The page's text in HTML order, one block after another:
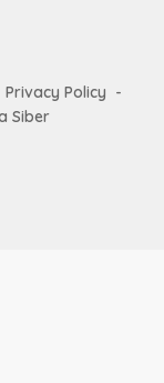
Privacy Policy
Siber